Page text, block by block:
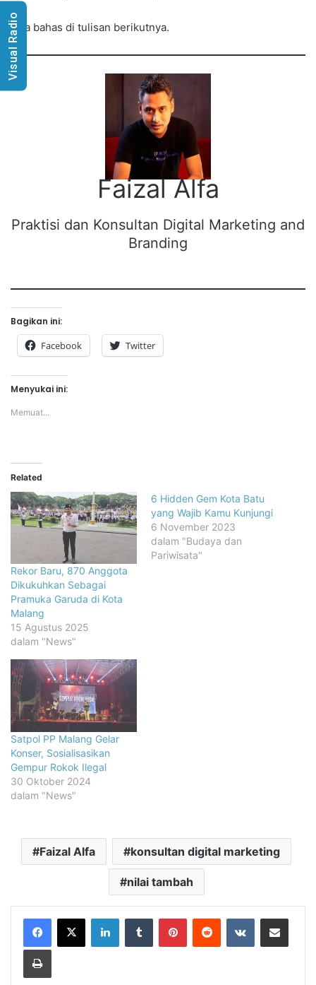
Kita bahas di tulisan berikutnya.
Faizal Alfa
Praktisi dan Konsultan Digital Marketing and
Branding
Bagikan ini:
Facebook Twitter
Menyukai ini:
Memuat...
Related
Rekor Baru, 870 Anggota
Dikukuhkan Sebagai
Pramuka Garuda di Kota
Malang
15 Agustus 2025
dalam "News"
6 Hidden Gem Kota Batu
yang Wajib Kamu Kunjungi
6 November 2023
dalam "Budaya dan
Pariwisata"
Satpol PP Malang Gelar
Konser, Sosialisasikan
Gempur Rokok Ilegal
30 Oktober 2024
dalam "News"
Faizal Alfa konsultan digital marketing
nilai tambah
LinkedInTumblr PinterestReddit VKontakteShare via Email
Print
Visual Radio